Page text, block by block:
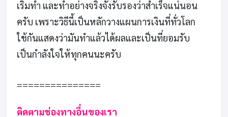
เริ่มทำ และทำอย่างจริงจังรับรองว่าสำเร็จแน่นอน
ครับ เพราะวิธีนี้เป็นหลักวางแผนการเงินที่ทั่วโลก
ใช้กันแสดงว่ามันทำแล้วได้ผลและเป็นที่ยอมรับ
เป็นกำลังใจให้ทุกคนนะครับ
===============
ติดตามช่องทางอื่นของเรา